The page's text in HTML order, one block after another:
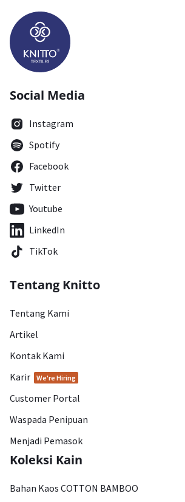
Social Media
Instagram
Spotify
Facebook
Twitter
Youtube
LinkedIn
TikTok
Tentang Knitto
Tentang Kami
Artikel
Kontak Kami
Karir
We're Hiring
Customer Portal
Waspada Penipuan
Menjadi Pemasok
Koleksi Kain
Bahan Kaos COTTON BAMBOO